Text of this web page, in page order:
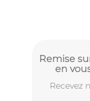
Remise
en
Recevez